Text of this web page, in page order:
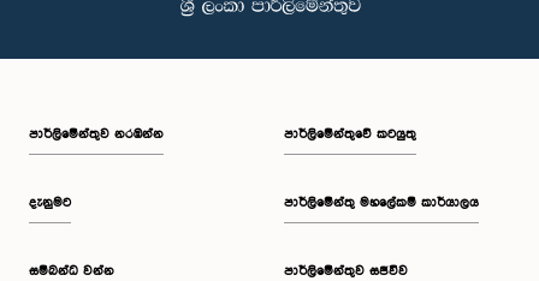
පාර්ලි‌මේන්තුව නරඹන්න
දැනුමට
සම්බන්ධ වන්න
පාර්ලිමේන්තුවේ කටයුතු
පාර්ලිමේන්තු මහලේකම් කාර්යාලය
පාර්ලිමේන්තුව සජීවීව